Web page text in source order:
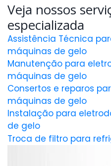
Veja nossos
especializada
Assistência Técnica
máquinas de gelo
Manutenção para
máquinas de gelo
Consertos e reparos
máquinas de gelo
Instalação para
de gelo
Troca de filtro para